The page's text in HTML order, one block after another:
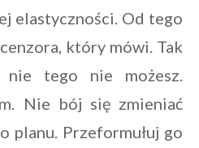
elastyczności. Od tego
który mówi. Tak
tego nie możesz.
Nie bój się zmieniać
planu. Przeformułuj go